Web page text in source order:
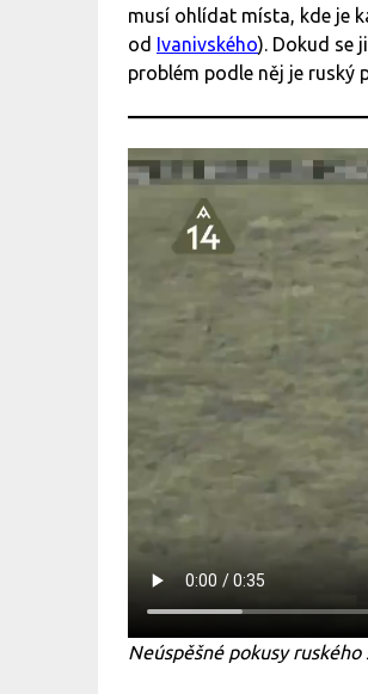
musí ohlídat místa, kde je
od Ivanivského). Dokud se
problém podle něj je ruský
Neúspěšné pokusy